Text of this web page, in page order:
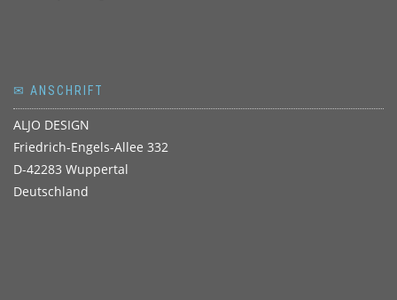
✉ ANSCHRIFT
ALJO DESIGN
Friedrich-Engels-Allee 332
D-42283 Wuppertal
Deutschland